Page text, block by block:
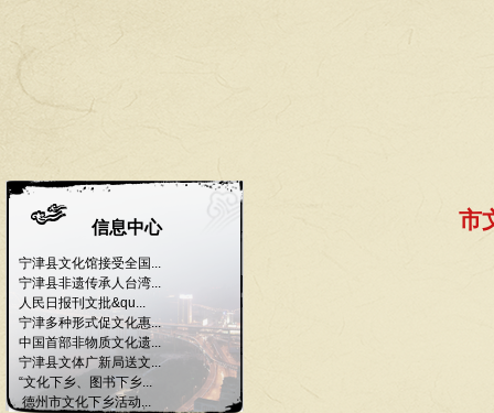
信息中心
宁津县文化馆接受全国...
宁津县非遗传承人台湾...
人民日报刊文批&qu...
宁津多种形式促文化惠...
中国首部非物质文化遗...
宁津县文体广新局送文...
“文化下乡、图书下乡...
德州市文化下乡活动...
市